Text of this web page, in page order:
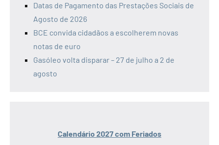
Datas de Pagamento das Prestações Sociais de
Agosto de 2026
BCE convida cidadãos a escolherem novas
notas de euro
Gasóleo volta disparar – 27 de julho a 2 de
agosto
Calendário 2027 com Feriados